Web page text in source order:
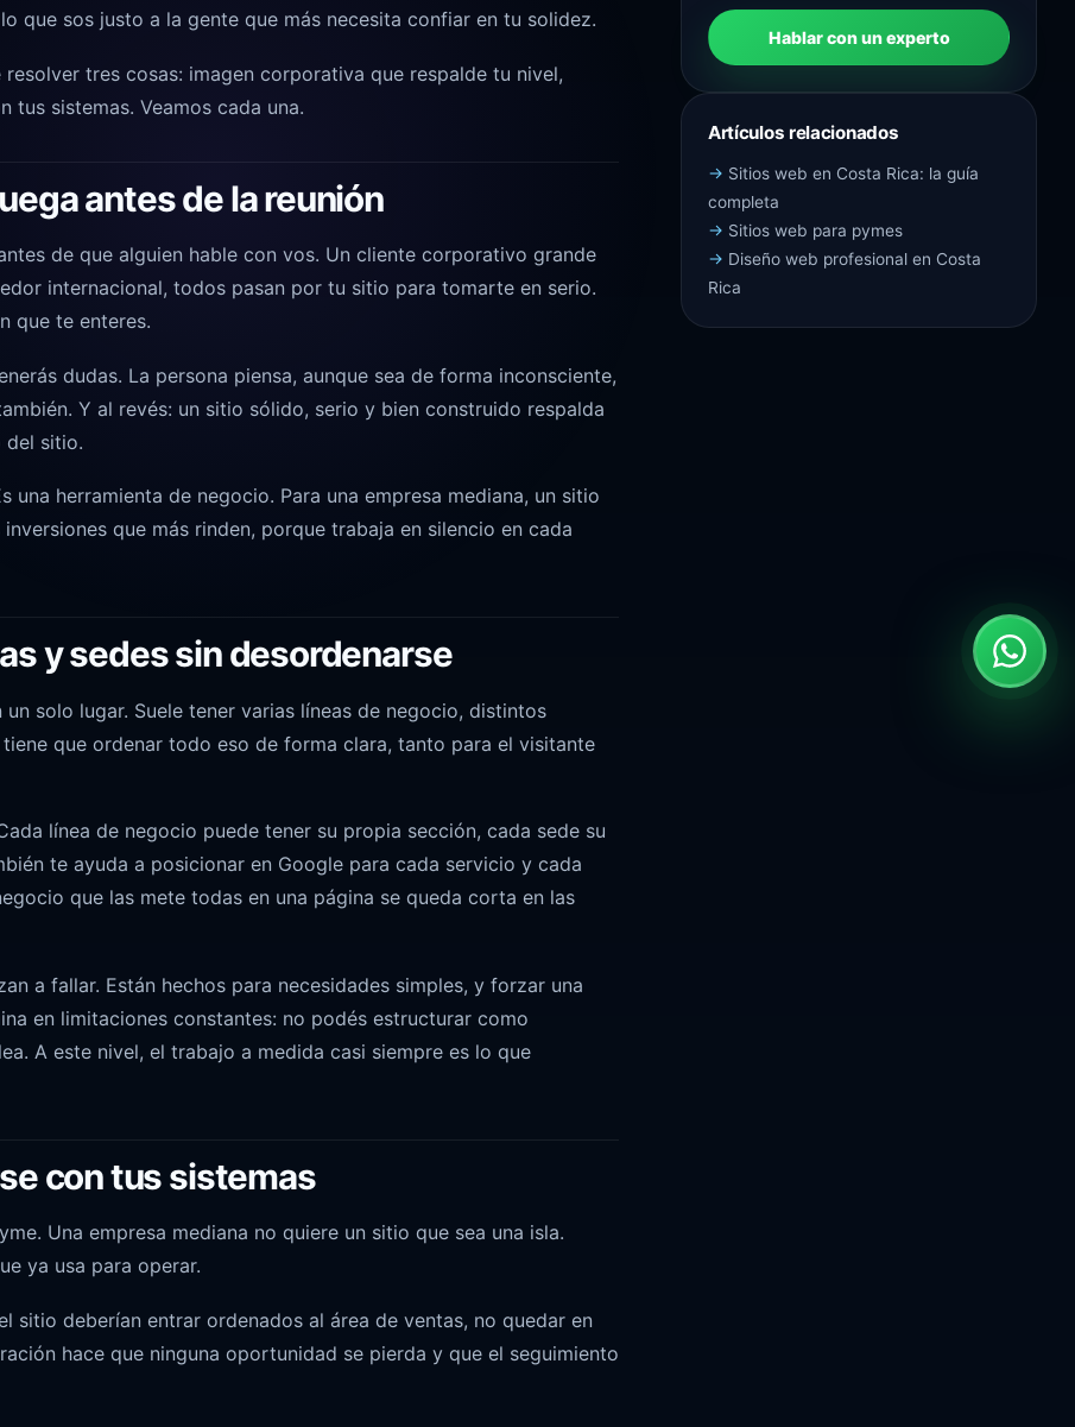
que sos justo a la gente que más necesita confiar en tu solidez.
tres cosas: imagen corporativa que respalde tu nivel,
sistemas. Veamos cada una.
antes de la reunión
de que alguien hable con vos. Un cliente corporativo grande
internacional, todos pasan por tu sitio para tomarte en serio.
que te enteres.
dudas. La persona piensa, aunque sea de forma inconsciente,
Y al revés: un sitio sólido, serio y bien construido respalda
del sitio.
herramienta de negocio. Para una empresa mediana, un sitio
que más rinden, porque trabaja en silencio en cada
y sedes sin desordenarse
solo lugar. Suele tener varias líneas de negocio, distintos
que ordenar todo eso de forma clara, tanto para el visitante
línea de negocio puede tener su propia sección, cada sede su
te ayuda a posicionar en Google para cada servicio y cada
que las mete todas en una página se queda corta en las
a fallar. Están hechos para necesidades simples, y forzar una
en limitaciones constantes: no podés estructurar como
A este nivel, el trabajo a medida casi siempre es lo que
con tus sistemas
Una empresa mediana no quiere un sitio que sea una isla.
ya usa para operar.
sitio deberían entrar ordenados al área de ventas, no quedar en
hace que ninguna oportunidad se pierda y que el seguimiento
Hablar con un experto
Artículos relacionados
Sitios web en Costa Rica: la guía
completa
Sitios web para pymes
Diseño web profesional en Costa
Rica